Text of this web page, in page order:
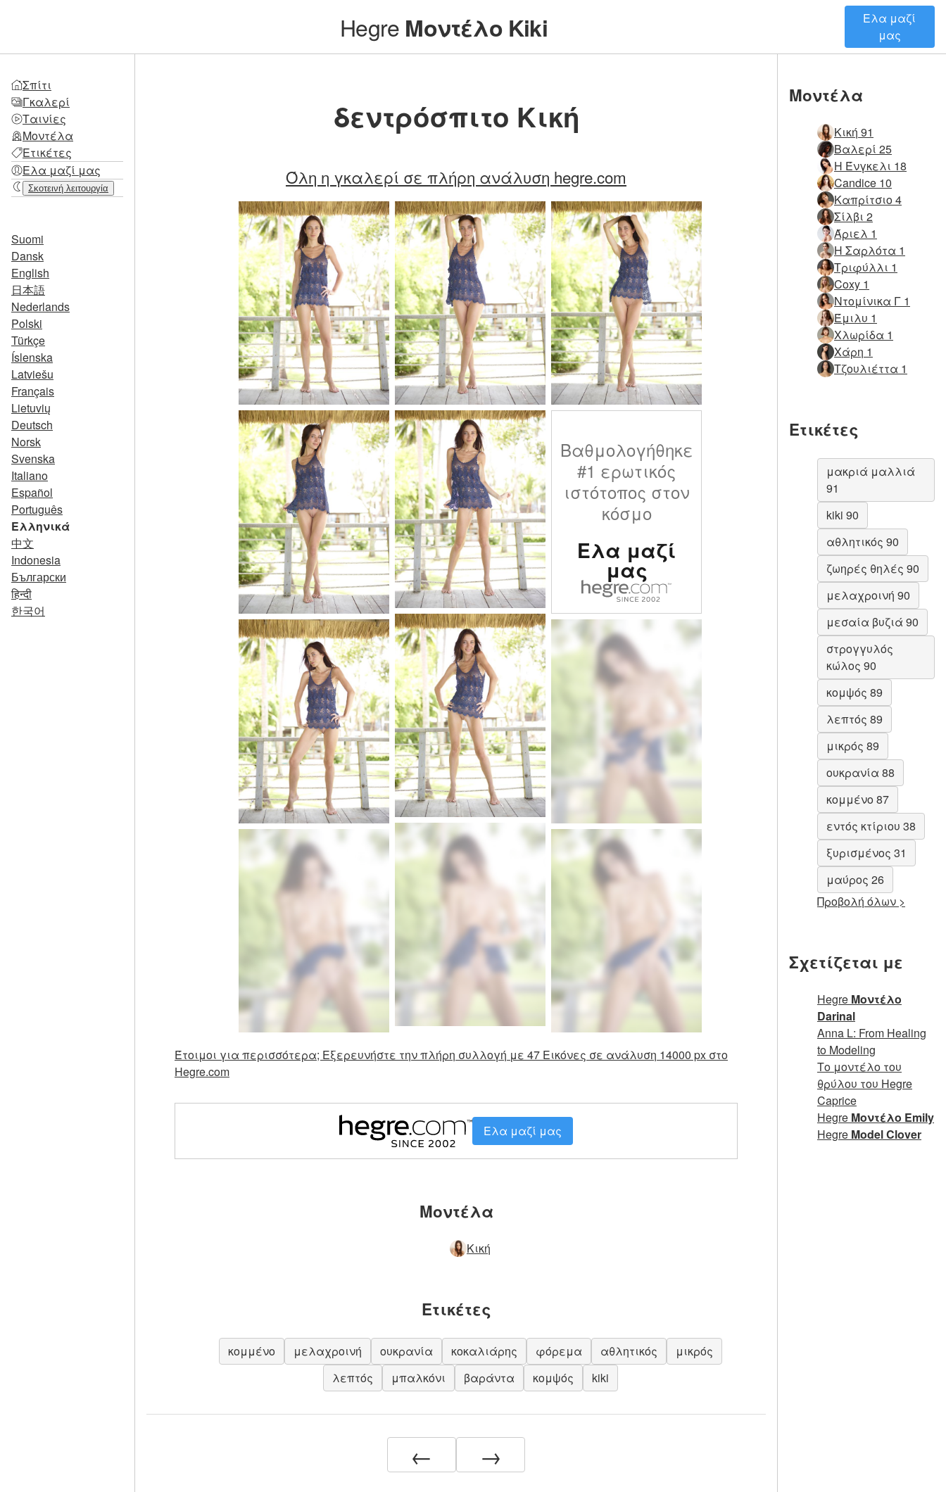
Hegre Μοντέλο Kiki
Ελα μαζί
μας
Σπίτι
Γκαλερί
Ταινίες
Μοντέλα
Ετικέτες
Ελα μαζί μας
Σκοτεινή λειτουργία
Suomi
Dansk
English
日本語
Nederlands
Polski
Türkçe
Íslenska
Latviešu
Français
Lietuvių
Deutsch
Norsk
Svenska
Italiano
Español
Português
Ελληνικά
中文
Indonesia
Български
हिन्दी
한국어
δεντρόσπιτο Κική
Όλη η γκαλερί σε πλήρη ανάλυση hegre.com
Βαθμολογήθηκε
#1 ερωτικός
ιστότοπος στον
κόσμο
Ελα μαζί
μας
Έτοιμοι για περισσότερα; Εξερευνήστε την πλήρη συλλογή με 47 Εικόνες σε ανάλυση 14000 px στο
Hegre.com
Ελα μαζί μας
Μοντέλα
Κική
Ετικέτες
κομμένο μελαχροινή ουκρανία κοκαλιάρης φόρεμα αθλητικός
μικρός
λεπτός
μπαλκόνι βαράντα κομψός kiki
← →
Μοντέλα
Κική 91
Βαλερί 25
Η Ένγκελι 18
Candice 10
Καπρίτσιο 4
Σίλβι 2
Άριελ 1
Η Σαρλότα 1
Τριφύλλι 1
Coxy 1
Ντομίνικα Γ 1
Έμιλυ 1
Χλωρίδα 1
Χάρη 1
Τζουλιέττα 1
Ετικέτες
μακριά μαλλιά
91
kiki 90
αθλητικός 90
ζωηρές θηλές 90
μελαχροινή 90
μεσαία βυζιά 90
στρογγυλός
κώλος 90
κομψός 89
λεπτός 89
μικρός 89
ουκρανία 88
κομμένο 87
εντός κτίριου 38
ξυρισμένος 31
μαύρος 26
Προβολή όλων >
Σχετίζεται με
Hegre Μοντέλο
Darinal
Anna L: From Healing
to Modeling
Το μοντέλο του
θρύλου του Hegre
Caprice
Hegre Μοντέλο Emily
Hegre Model Clover